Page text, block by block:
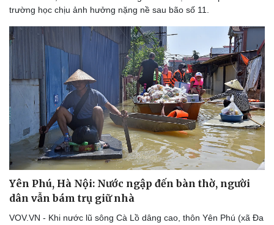
Doanh nghiệp
Thông tin doanh nghiệp
Doanh nghiệp 24h
Doanh nhân
Vì cộng đồng
Công nghệ
Sành điệu
Tin Công nghệ
Trải nghiệm
Chuyển đổi số
trường học chịu ảnh hưởng nặng nề sau bão số 11.
Yên Phú, Hà Nội: Nước ngập đến bàn thờ, người
dân vẫn bám trụ giữ nhà
VOV.VN - Khi nước lũ sông Cà Lồ dâng cao, thôn Yên Phú (xã Đa